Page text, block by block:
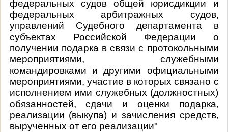
федеральных судов общей юрисдикции и
федеральных арбитражных судов,
управлений Судебного департамента в
субъектах Российской Федерации о
получении подарка в связи с протокольными
мероприятиями, служебными
командировками и другими официальными
мероприятиями, участие в которых связано с
исполнением ими служебных (должностных)
обязанностей, сдачи и оценки подарка,
реализации (выкупа) и зачисления средств,
вырученных от его реализации"